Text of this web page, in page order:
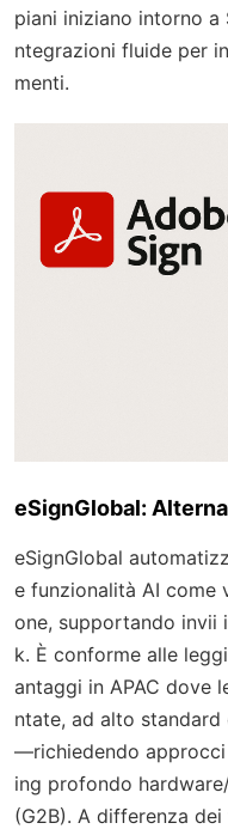
piani iniziano intorno
ntegrazioni fluide per
menti.
eSignGlobal:
eSignGlobal
e funzionalità AI come
one, supportando invii
k. È conforme alle
antaggi in APAC dove
ntate, ad alto
—richiedendo
ing profondo
(G2B). A differenza dei